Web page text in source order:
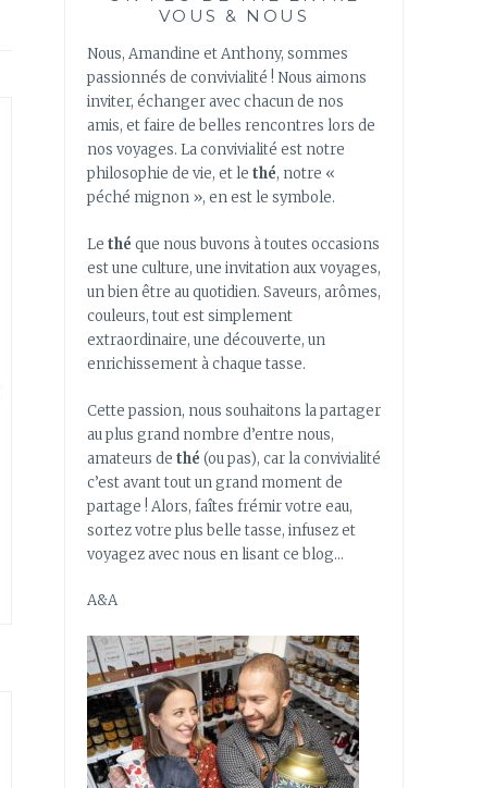
VOUS & NOUS
Nous, Amandine et Anthony, sommes
passionnés de convivialité ! Nous aimons
inviter, échanger avec chacun de nos
amis, et faire de belles rencontres lors de
nos voyages. La convivialité est notre
philosophie de vie, et le thé, notre «
péché mignon », en est le symbole.
Le thé que nous buvons à toutes occasions
est une culture, une invitation aux voyages,
un bien être au quotidien. Saveurs, arômes,
couleurs, tout est simplement
extraordinaire, une découverte, un
enrichissement à chaque tasse.
Cette passion, nous souhaitons la partager
au plus grand nombre d’entre nous,
amateurs de thé (ou pas), car la convivialité
c’est avant tout un grand moment de
partage ! Alors, faîtes frémir votre eau,
sortez votre plus belle tasse, infusez et
voyagez avec nous en lisant ce blog…
A&A